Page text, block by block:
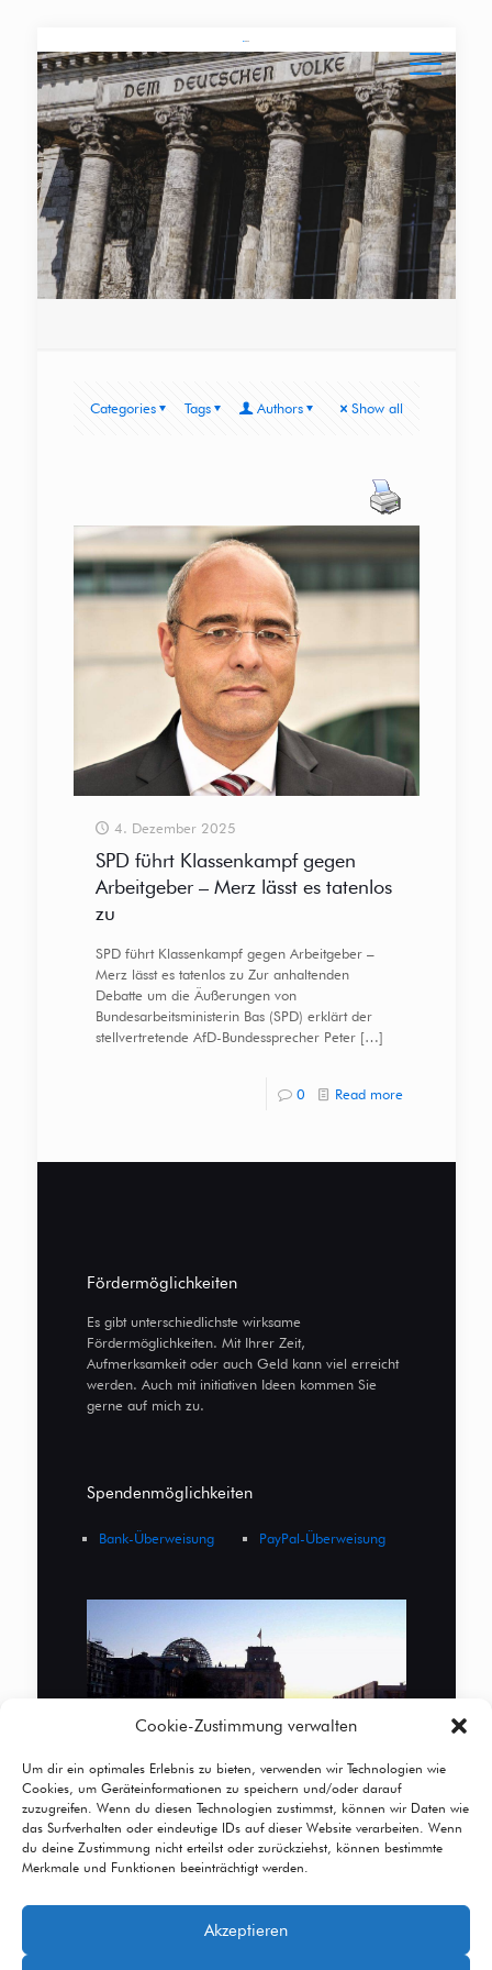
Cookie-Zustimmung verwalten
Um dir ein optimales Erlebnis zu bieten, verwenden wir Technologien wie
Cookies, um Geräteinformationen zu speichern und/oder darauf
zuzugreifen. Wenn du diesen Technologien zustimmst, können wir Daten wie
das Surfverhalten oder eindeutige IDs auf dieser Website verarbeiten. Wenn
du deine Zustimmung nicht erteilst oder zurückziehst, können bestimmte
Merkmale und Funktionen beeinträchtigt werden.
Akzeptieren
Categories Tags Authors Show all
4. Dezember 2025
SPD führt Klassenkampf gegen
Arbeitgeber – Merz lässt es tatenlos
zu
SPD führt Klassenkampf gegen Arbeitgeber –
Merz lässt es tatenlos zu Zur anhaltenden
Debatte um die Äußerungen von
Bundesarbeitsministerin Bas (SPD) erklärt der
stellvertretende AfD-Bundessprecher Peter[…]
0 Read more
Fördermöglichkeiten
Es gibt unterschiedlichste wirksame
Fördermöglichkeiten. Mit Ihrer Zeit,
Aufmerksamkeit oder auch Geld kann viel erreicht
werden. Auch mit initiativen Ideen kommen Sie
gerne auf mich zu.
Spendenmöglichkeiten
Bank-Überweisung PayPal-Überweisung